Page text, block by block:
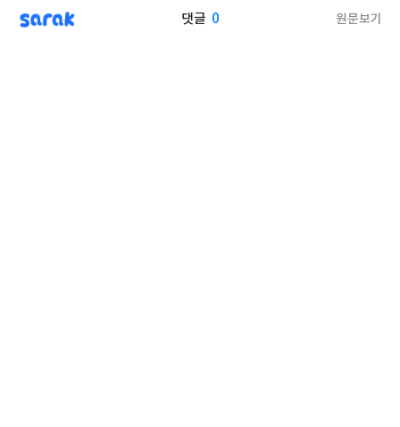
sarak 댓글 0 원문보기